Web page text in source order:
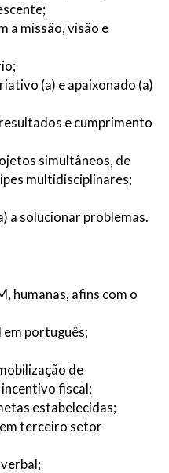
a missão, visão e
(a) e apaixonado (a)
e cumprimento
simultâneos, de
multidisciplinares;
a solucionar problemas.
humanas, afins com o
em português;
de
incentivo fiscal;
estabelecidas;
terceiro setor